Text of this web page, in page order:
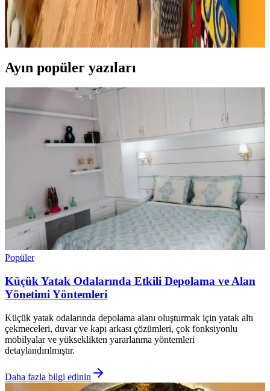
Boho maksimalist oturma odasında turuncu duvarlar, kültürel
maskeler, canlı bitkiler ve doğru halı seçimiyle sıcak, dengeli ve
estetik bir yaşam alanı oluşturuluyor.
Ayın popüler yazıları
Popüler
Küçük Yatak Odalarında Etkili Depolama ve Alan
Yönetimi Yöntemleri
Küçük yatak odalarında depolama alanı oluşturmak için yatak altı
çekmeceleri, duvar ve kapı arkası çözümleri, çok fonksiyonlu
mobilyalar ve yükseklikten yararlanma yöntemleri
detaylandırılmıştır.
Daha fazla bilgi edinin